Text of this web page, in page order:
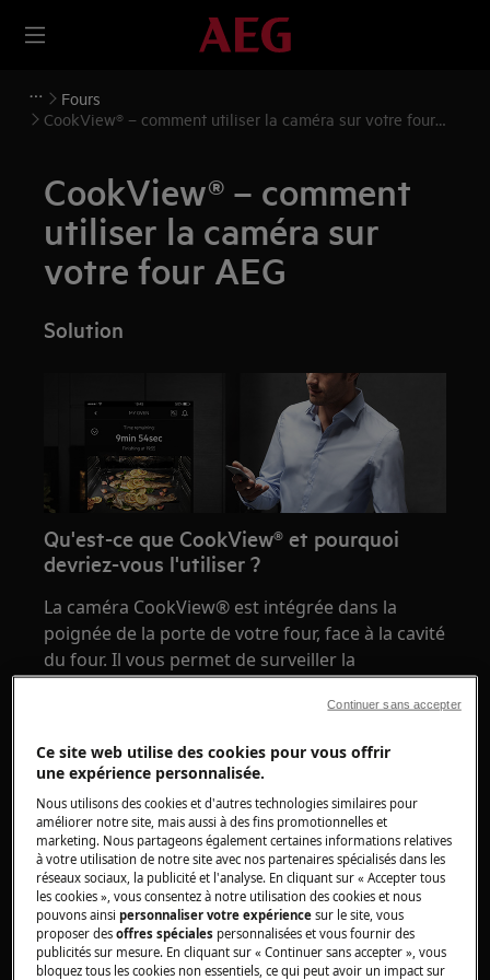
Fours
CookView® – comment utiliser la caméra sur votre four
CookView® – comment
utiliser la caméra sur
votre four AEG
Solution
Qu'est-ce que CookView® et pourquoi
devriez-vous l'utiliser ?
La caméra CookView® est intégrée dans la
poignée de la porte de votre four, face à la cavité
du four. Il vous permet de surveiller la
progression de votre cuisson sans avoir à vous
rendre physiquement au four et à ouvrir la
vous voulez quitter la cuisine, mais que vous
quand il approche de cette finition parfaite.
Comment utiliser la caméra du four
CookView® ?
Ce dont vous aurez besoin :
1. Assurez-vous d'avoir installé l'application AEG
Ce site web utilise des cookies pour vous offrir
une expérience personnalisée.
Nous utilisons des cookies et d'autres technologies similaires pour
améliorer notre site, mais aussi à des fins promotionnelles et
marketing. Nous partageons également certaines informations relatives
à votre utilisation de notre site avec nos partenaires spécialisés dans les
réseaux sociaux, la publicité et l'analyse. En cliquant sur « Accepter tous
les cookies », vous consentez à notre utilisation des cookies et nous
pouvons ainsipersonnaliser votre expériencesur le site, vous
proposer desoffres spéciales personnalisées et vous fournir des
publicités sur mesure. En cliquant sur « Continuer sans accepter », vous
bloquez tous les cookies non essentiels, ce qui peut avoir un impact sur
Continuer sans accepter